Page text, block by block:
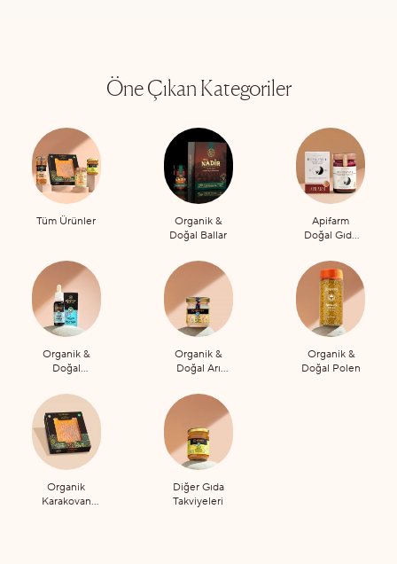
Öne Çıkan Kategoriler
Tüm Ürünler
Organik &
Doğal Ballar
Apifarm
Doğal Gıda
Organik &
Doğal
Organik &
Doğal Arı
Organik &
Doğal Polen
Organik
Karakovan
Diğer Gıda
Takviyeleri